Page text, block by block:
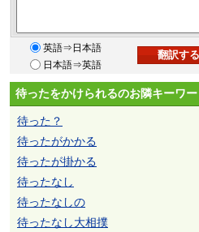
英語⇒日本語
日本語⇒英語
待ったをかけられるのお隣キーワー
待った？
待ったがかかる
待ったが掛かる
待ったなし
待ったなしの
待ったなし大相撲